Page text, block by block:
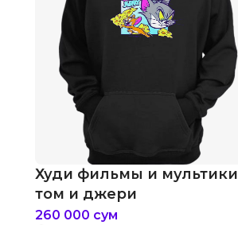
Худи фильмы и мультики
том и джери
260 000 сум